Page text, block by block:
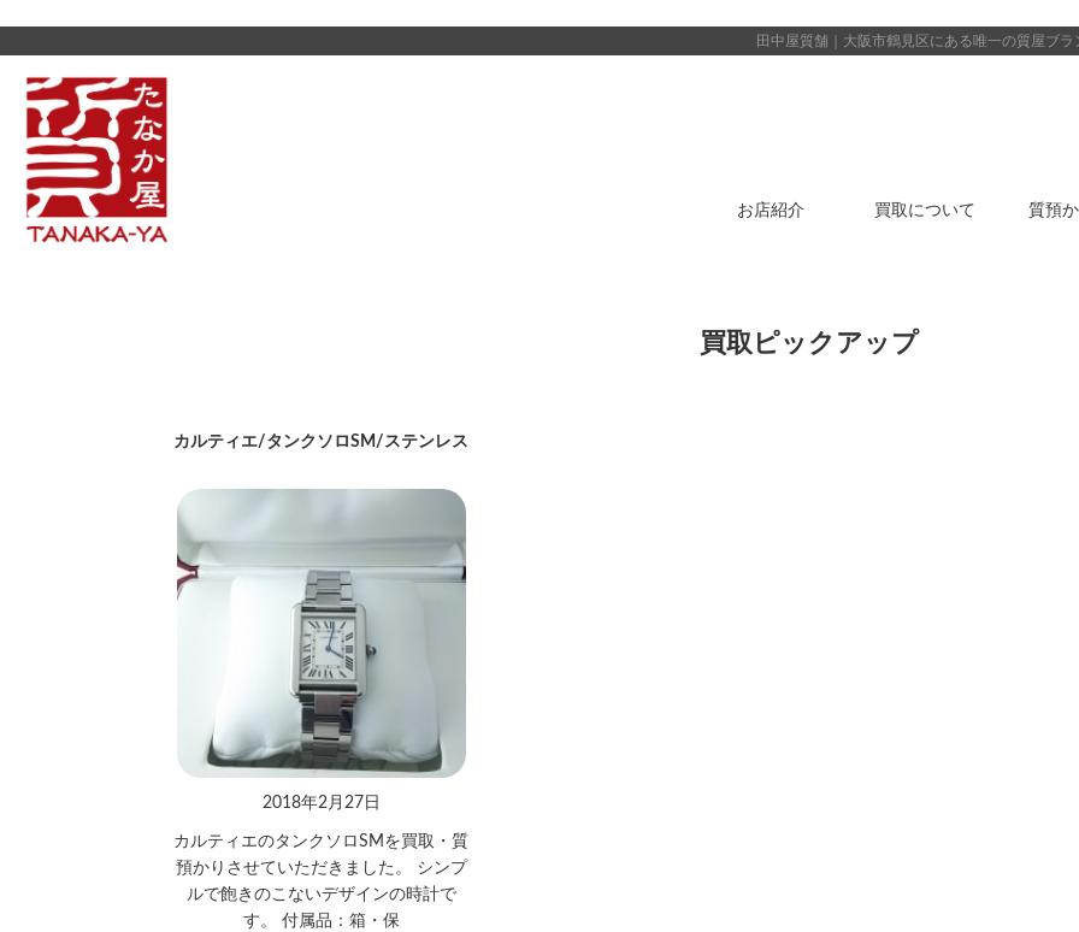
田中屋質舗｜大阪市鶴見区にある唯一の質屋ブラ
お店紹介 買取について 質預
買取ピックアップ
カルティエ/タンクソロSM/ステンレス
2018年2月27日
カルティエのタンクソロSMを買取・質
預かりさせていただきました。 シンプ
ルで飽きのこないデザインの時計で
す。 付属品：箱・保